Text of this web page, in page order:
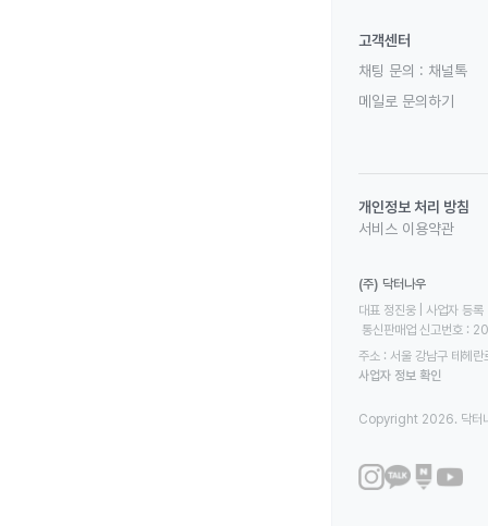
고객센터
채팅 문의 : 채널톡
메일로 문의하기
개인정보 처리 방침
서비스 이용약관
(주) 닥터나우
대표 정진웅 | 사업자
통신판매업 신고번호
주소 : 서울 강남구 테헤
사업자 정보 확인
Copyright 2026. 닥터